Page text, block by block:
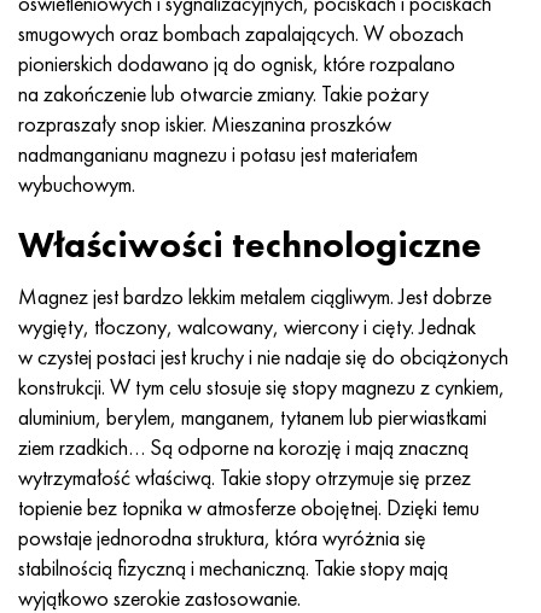
smugowych oraz bombach zapalających. W obozach
pionierskich dodawano ją do ognisk, które rozpalano
na zakończenie lub otwarcie zmiany. Takie pożary
rozpraszały snop iskier. Mieszanina proszków
nadmanganianu magnezu i potasu jest materiałem
wybuchowym.
Właściwości technologiczne
Magnez jest bardzo lekkim metalem ciągliwym. Jest dobrze
wygięty, tłoczony, walcowany, wiercony i cięty. Jednak
w czystej postaci jest kruchy i nie nadaje się do obciążonych
konstrukcji. W tym celu stosuje się stopy magnezu z cynkiem,
aluminium, berylem, manganem, tytanem lub pierwiastkami
ziem rzadkich… Są odporne na korozję i mają znaczną
wytrzymałość właściwą. Takie stopy otrzymuje się przez
topienie bez topnika w atmosferze obojętnej. Dzięki temu
powstaje jednorodna struktura, która wyróżnia się
stabilnością fizyczną i mechaniczną. Takie stopy mają
wyjątkowo szerokie zastosowanie.
Hastelloy C-276
Hastelloy C2000
Hastelloy 3
Hastelloy x
Udimet 500
Udimet 720
40XFA, 1.7223, AISI 4142
45X, 45h, 1,7035
45HN2MFA, k2425, 45hnmf
A40G, 44smn28, 1.0762, 46s20